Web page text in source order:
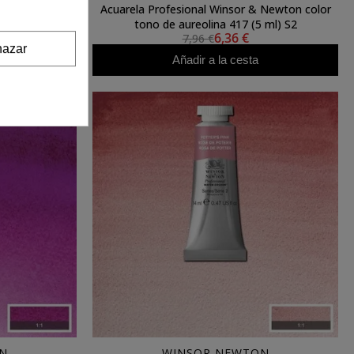
Acuarela Profesional Winsor & Newton color
tono de aureolina 417 (5 ml) S2
7,96 €6,36 €
Añadir a la cesta